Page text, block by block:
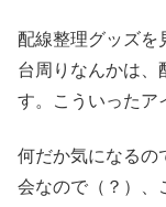
配線整理グッズを
台周りなんかは、
す。こういったア
何だか気になるの
会なので（？）、